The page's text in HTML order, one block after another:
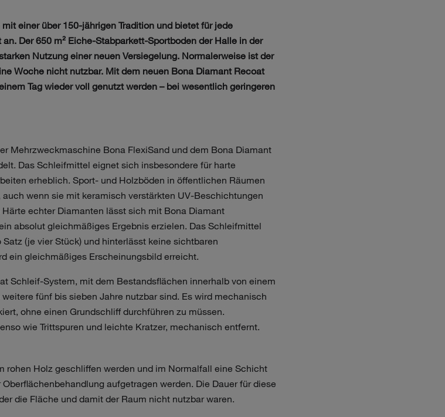
einer über 150-jährigen Tradition und bietet für jede
Der 650 m² Eiche-Stabparkett-Sportboden der Halle in der
Nutzung einer neuen Versiegelung. Normalerweise ist der
Woche nicht nutzbar. Mit dem neuen Bona Diamant Recoat
Tag wieder voll genutzt werden – bei wesentlich geringeren
Mehrzweckmaschine Bona FlexiSand und dem Bona Diamant
Das Schleifmittel eignet sich insbesondere für harte
erheblich. Sport- und Holzböden in öffentlichen Räumen
wenn sie mit keramisch verstärkten UV-Beschichtungen
echter Diamanten lässt sich mit Bona Diamant
absolut gleichmäßiges Ergebnis erzielen. Das Schleifmittel
(je vier Stück) und hinterlässt keine sichtbaren
ein gleichmäßiges Erscheinungsbild erreicht.
Schleif-System, mit dem Bestandsflächen innerhalb von einem
fünf bis sieben Jahre nutzbar sind. Es wird mechanisch
ohne einen Grundschliff durchführen zu müssen.
wie Trittspuren und leichte Kratzer, mechanisch entfernt.
rohen Holz geschliffen werden und im Normalfall eine Schicht
aufgetragen werden. Die Dauer für diese
die Fläche und damit der Raum nicht nutzbar waren.